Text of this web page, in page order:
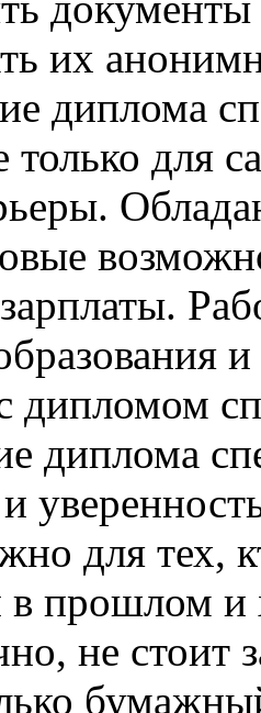
их
диплома
для
дипломом
диплома
для тех,
прошлом и
не стоит